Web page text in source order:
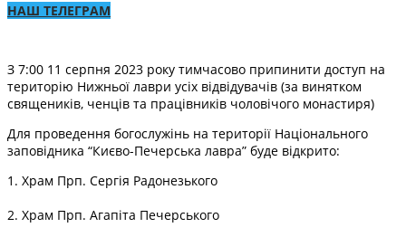
НАШ ТЕЛЕГРАМ
З 7:00 11 серпня 2023 року тимчасово припинити доступ на
територію Нижньої лаври усіх відвідувачів (за винятком
священиків, ченців та працівників чоловічого монастиря)
Для проведення богослужінь на території Національного
заповідника “Києво-Печерська лавра” буде відкрито:
1. Храм Прп. Сергія Радонезького
2. Храм Прп. Агапіта Печерського